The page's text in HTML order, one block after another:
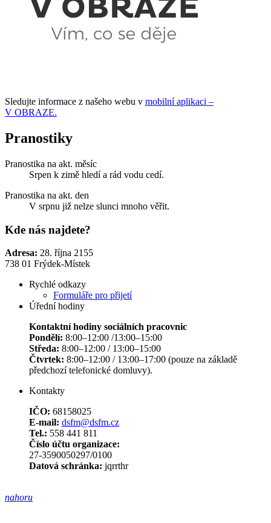
Sledujte informace z našeho webu v mobilní aplikaci –
V OBRAZE.
Pranostiky
Pranostika na akt. měsíc
Srpen k zimě hledí a rád vodu cedí.
Pranostika na akt. den
V srpnu již nelze slunci mnoho věřit.
Kde nás najdete?
Adresa: 28. října 2155
738 01 Frýdek-Místek
Rychlé odkazy
Formuláře pro přijetí
Úřední hodiny
Kontaktní hodiny sociálních pracovnic
Pondělí: 8:00–12:00 /13:00–15:00
Středa: 8:00–12:00 / 13:00–15:00
Čtvrtek: 8:00–12:00 / 13:00–17:00 (pouze na základě
předchozí telefonické domluvy).
Kontakty
IČO: 68158025
E-mail: dsfm@dsfm.cz
Tel.: 558 441 811
Číslo účtu organizace:
27-3590050297/0100
Datová schránka: jqrrthr
nahoru